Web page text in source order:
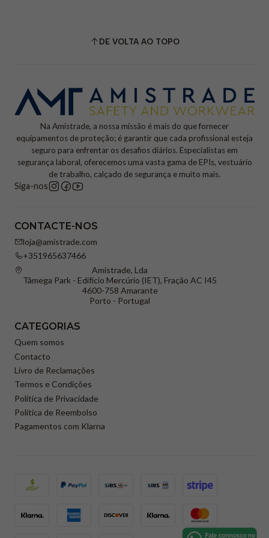
DE VOLTA AO TOPO
Na Amistrade, a nossa missão é mais do que fornecer
equipamentos de proteção; é garantir que cada profissional esteja
seguro para enfrentar os desafios diários. Especialistas em
segurança laboral, oferecemos uma vasta gama de EPIs, vestuário
de trabalho, calçado de segurança e muito mais.
Siga-nos
CONTACTE-NOS
loja@amistrade.com
+351965637466
Amistrade, Lda
Tâmega Park - Edifício Mercúrio (IET), Fração AC I45
4600-758 Amarante
Porto - Portugal
CATEGORIAS
Quem somos
Contacto
Livro de Reclamações
Termos e Condições
Política de Privacidade
Politica de Reembolso
Pagamentos com Klarna